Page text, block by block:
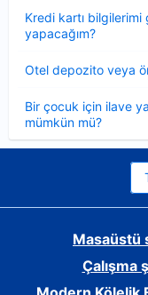
Kredi kartı
yapacağım?
Otel depozito veya
Bir çocuk için ilave
mümkün mü?
Masaüstü
Çalışma